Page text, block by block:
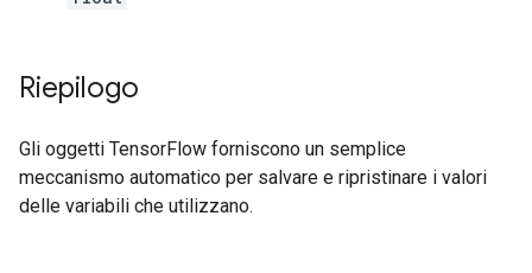
Riepilogo
Gli oggetti TensorFlow forniscono un semplice
meccanismo automatico per salvare e ripristinare i valori
delle variabili che utilizzano.